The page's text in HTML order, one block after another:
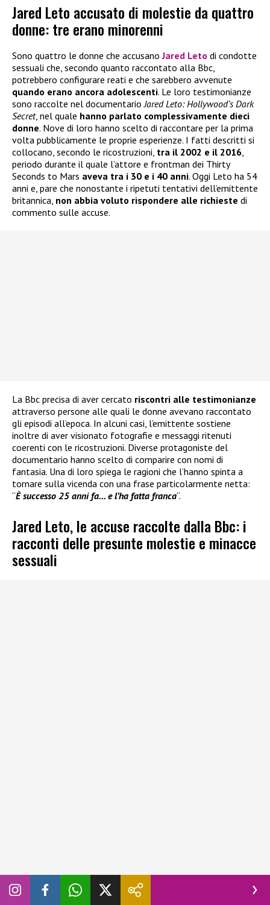
Jared Leto accusato di molestie da quattro
donne: tre erano minorenni
Sono quattro le donne che accusanoJared Leto di condotte
sessuali che, secondo quanto raccontato alla Bbc,
potrebbero configurare reati e che sarebbero avvenute
quando erano ancora adolescenti. Le loro testimonianze
sono raccolte nel documentario Jared Leto: Hollywood’s Dark
Secret, nel quale hanno parlato complessivamente dieci
donne. Nove di loro hanno scelto di raccontare per la prima
volta pubblicamente le proprie esperienze. I fatti descritti si
collocano, secondo le ricostruzioni, tra il 2002 e il 2016
periodo durante il quale l’attore e frontman dei Thirty
Seconds to Mars aveva tra i 30 e i 40 anni. Oggi Leto ha 54
anni e, pare che nonostante i ripetuti tentativi dell’emittente
britannica, non abbia voluto rispondere alle richieste di
commento sulle accuse.
La Bbc precisa di aver cercato riscontri alle testimonianze
attraverso persone alle quali le donne avevano raccontato
gli episodi all’epoca. In alcuni casi, l’emittente sostiene
inoltre di aver visionato fotografie e messaggi ritenuti
coerenti con le ricostruzioni. Diverse protagoniste del
documentario hanno scelto di comparire con nomi di
fantasia. Una di loro spiega le ragioni che l’hanno spinta a
tornare sulla vicenda con una frase particolarmente netta:
“È successo 25 anni fa… e l’ha fatta franca“.
Jared Leto, le accuse raccolte dalla Bbc: i
racconti delle presunte molestie e minacce
sessuali